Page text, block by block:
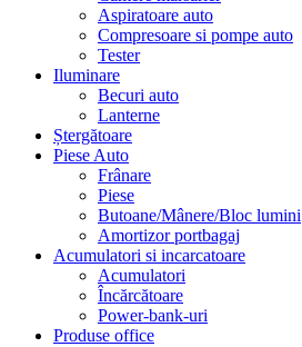
Aspiratoare auto
Compresoare si pompe auto
Tester
Iluminare
Becuri auto
Lanterne
Ștergătoare
Piese Auto
Frânare
Piese
Butoane/Mânere/Bloc lumini
Amortizor portbagaj
Acumulatori si incarcatoare
Acumulatori
Încărcătoare
Power-bank-uri
Produse office